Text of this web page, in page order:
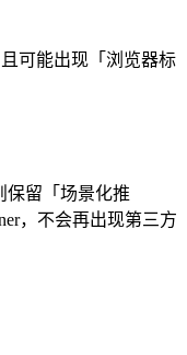
可能出现「浏览器标
保留「场景化推
，不会再出现第三方